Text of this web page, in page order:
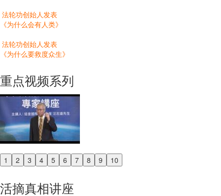
法轮功创始人发表
《为什么会有人类》
法轮功创始人发表
《为什么要救度众生》
重点视频系列
1 2 3 4 5 6 7 8 9 10
Previous
活摘真相讲座